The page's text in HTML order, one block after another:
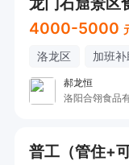
4000-5000
洛龙区 加班补
郝龙恒
洛阳合翎食品
普工（管住+